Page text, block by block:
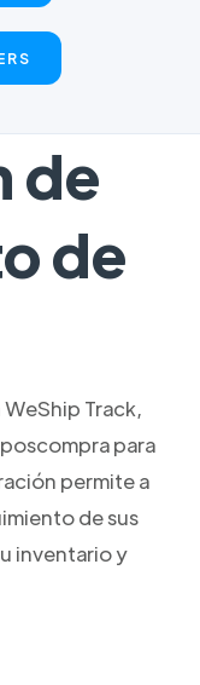
de
de
Track,
para
permite a
de sus
inventario y